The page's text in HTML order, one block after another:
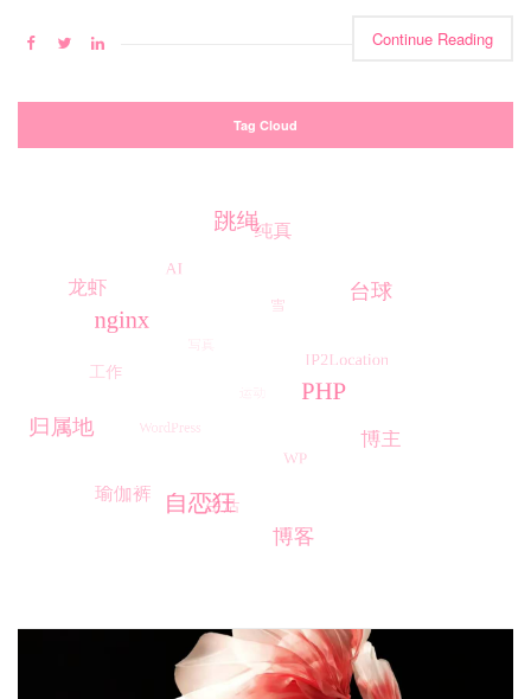
Continue Reading
Tag Cloud